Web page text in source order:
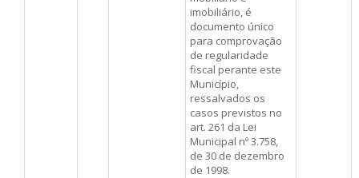
imobiliário, é
documento único
para comprovação
de regularidade
fiscal perante este
Município,
ressalvados os
casos previstos no
art. 261 da Lei
Municipal nº 3.758,
de 30 de dezembro
de 1998.